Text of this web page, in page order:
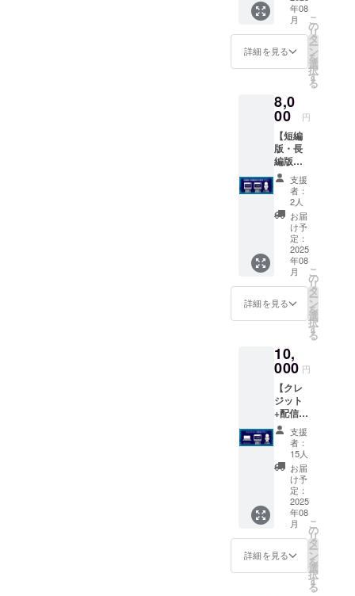
（期間
限定1
年、ダ
ウン
ん長い
日」長
編版の
配信
（期間
限定1ヶ
度・ダ
ウン
ロード
不可）
・お礼
動画DL
配信
（期間
限定1
年、ダ
ウン
ロード
可）
年08
月
詳細を見る
こ
の
リ
タ
ー
ン
を
選
択
す
る
8,0
00 円
【短編
版・長
編版両
方配信
プラ
ン】 ・
来年完
成予定
の「は
なまる
劇場の
いちば
ん長い
日」長
編版の
配信
限定1ヶ
月程
度・ダ
ウン
ロード
不可）
・完成
してい
る「は
なまる
劇場の
いちば
ん長い
日」短
編版の
配信
（期間
支援
者：
2人
お届
け予
定：
2025
年08
月
詳細を見る
こ
の
リ
タ
ー
ン
を
選
択
す
る
10,
000 円
【クレ
ジット
+配信プ
ラン】
・エン
ドクレ
ジット
に「ク
ラウド
ファン
ディン
グサ
ポー
ター」
として
クレ
支援
者：
15人
お届
け予
定：
2025
年08
月
詳細を見る
こ
の
リ
タ
ー
ン
を
選
択
す
る